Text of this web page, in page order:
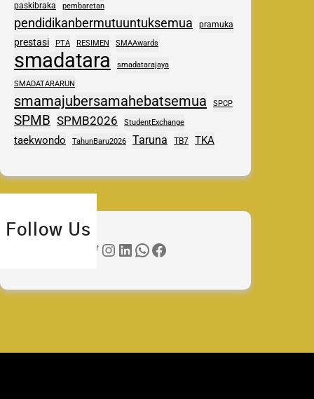
paskibraka pembaretan
pendidikanbermutuuntuksemua pramuka
prestasi PTA RESIMEN SMAAwards
smadatara smadatarajaya
SMADATARARUN
smamajubersamahebatsemua SPCP
SPMB SPMB2026 StudentExchange
taekwondo TahunBaru2026 Taruna TB7 TKA
Follow Us
Instagram LinkedIn WhatsApp Facebook